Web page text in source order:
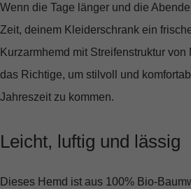
Wenn die Tage länger und die
Zeit, deinem Kleiderschrank ein
Kurzarmhemd mit Streifenstruktur von
das Richtige, um stilvoll und
Jahreszeit zu kommen.
Leicht, luftig und lässig
Dieses Hemd ist aus 100% Bio-